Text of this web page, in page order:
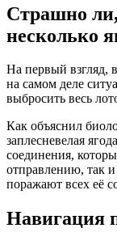
Страшно
несколько
На первый взгляд,
на самом деле
выбросить весь
Как объяснил
заплесневелая
соединения,
отправлению, так
поражают всех её
Навигация